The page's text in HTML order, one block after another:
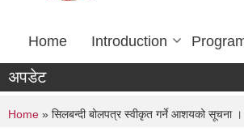
Home Introduction
अपडेट
You are here
Home » सिलबन्दी बोलपत्र स्वीकृत गर्ने आशयको सूचना ।